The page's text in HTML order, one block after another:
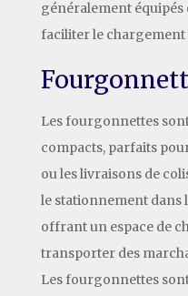
généralement équipés
faciliter le chargement
Les fourgonnettes
compacts, parfaits
ou les livraisons de
le stationnement dans
offrant un espace de
transporter des
Les fourgonnettes